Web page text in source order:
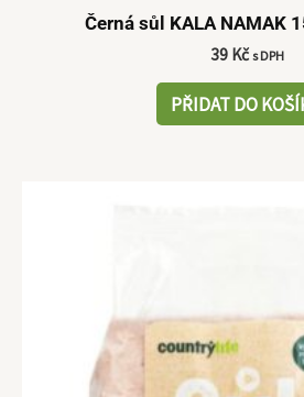
Černá sůl KALA NAMAK
39 Kč s DPH
PŘIDAT DO